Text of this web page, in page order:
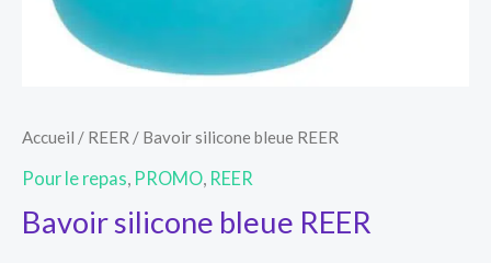
Accueil / REER / Bavoir silicone bleue REER
Pour le repas PROMO REER
Bavoir silicone bleue REER